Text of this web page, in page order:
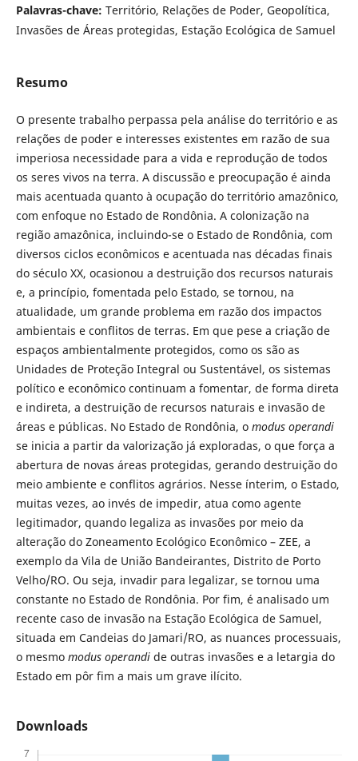
Palavras-chave: Território, Relações de Poder, Geopolítica,
Invasões de Áreas protegidas, Estação Ecológica de Samuel
Resumo
O presente trabalho perpassa pela análise do território e as
relações de poder e interesses existentes em razão de sua
imperiosa necessidade para a vida e reprodução de todos
os seres vivos na terra. A discussão e preocupação é ainda
mais acentuada quanto à ocupação do território amazônico,
com enfoque no Estado de Rondônia. A colonização na
região amazônica, incluindo-se o Estado de Rondônia, com
diversos ciclos econômicos e acentuada nas décadas finais
do século XX, ocasionou a destruição dos recursos naturais
e, a princípio, fomentada pelo Estado, se tornou, na
atualidade, um grande problema em razão dos impactos
ambientais e conflitos de terras. Em que pese a criação de
espaços ambientalmente protegidos, como os são as
Unidades de Proteção Integral ou Sustentável, os sistemas
político e econômico continuam a fomentar, de forma direta
e indireta, a destruição de recursos naturais e invasão de
áreas e públicas. No Estado de Rondônia, o modus operandi
se inicia a partir da valorização já exploradas, o que força a
abertura de novas áreas protegidas, gerando destruição do
meio ambiente e conflitos agrários. Nesse ínterim, o Estado,
muitas vezes, ao invés de impedir, atua como agente
legitimador, quando legaliza as invasões por meio da
alteração do Zoneamento Ecológico Econômico – ZEE, a
exemplo da Vila de União Bandeirantes, Distrito de Porto
Velho/RO. Ou seja, invadir para legalizar, se tornou uma
constante no Estado de Rondônia. Por fim, é analisado um
recente caso de invasão na Estação Ecológica de Samuel,
situada em Candeias do Jamari/RO, as nuances processuais,
o mesmo modus operandide outras invasões e a letargia do
Estado em pôr fim a mais um grave ilícito.
Downloads